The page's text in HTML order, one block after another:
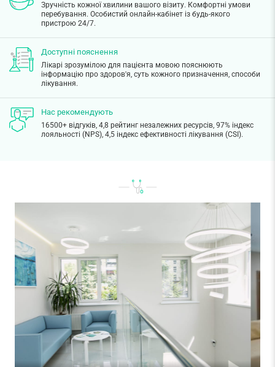
Зручність кожної хвилини вашого візиту. Комфортні умови
перебування. Особистий онлайн-кабінет із будь-якого
пристрою 24/7.
Доступні пояснення
Лікарі зрозумілою для пацієнта мовою пояснюють
інформацію про здоров'я, суть кожного призначення, способи
лікування.
Нас рекомендують
16500+ відгуків, 4,8 рейтинг незалежних ресурсів, 97% індекс
лояльності (NPS), 4,5 індекс ефективності лікування (CSI).